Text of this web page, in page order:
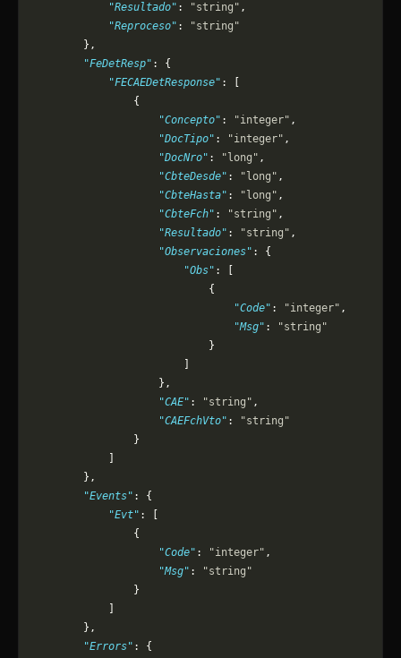
            "Resultado"
: "string" ,
            "Reproceso"
:
"string"
        },
        "FeDetResp"
: {
            "FECAEDetResponse"
: [
                {
                    "Concepto"
: "integer" ,
                    "DocTipo"
: "integer" ,
                    "DocNro"
: "long" ,
                    "CbteDesde"
: "long" ,
                    "CbteHasta"
: "long" ,
                    "CbteFch"
: "string" ,
                    "Resultado"
: "string" ,
                    "Observaciones"
: {
                        "Obs"
: [
                            {
                                "Code"
: "integer" ,
                                "Msg"
:
"string"
                            }
                    },
                    "CAE"
: "string" ,
                    "CAEFchVto"
:
"string"
                }
        },
        "Events"
: {
            "Evt"
: [
                {
                    "Code"
: "integer" ,
                    "Msg"
:
"string"
                }
        },
        "Errors"
: {